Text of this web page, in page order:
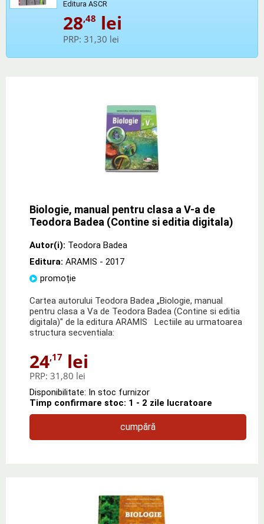
Editura ASCR
28,48 lei
PRP: 31,30 lei
Biologie, manual pentru clasa a V-a de
Teodora Badea (Contine si editia digitala)
Autor(i): Teodora Badea
Editura: ARAMIS - 2017
promoție
Cartea autorului Teodora Badea „Biologie, manual
pentru clasa a Va de Teodora Badea (Contine si editia
digitala)" de la editura ARAMIS Lectiile au urmatoarea
structura secventiala:
24,17 lei
PRP: 31,80 lei
Disponibilitate: In stoc furnizor
Timp confirmare stoc: 1 - 2 zile lucratoare
cumpără